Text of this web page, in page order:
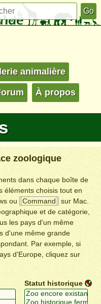
animalière
À propos
zoologique
dans chaque boîte de
éléments choisis tout en
ou Command
sur Mac.
et de catégorie,
les pays d'un même
d'une même grande
Par exemple, si
d'Europe, cliquez sur
Statut historique